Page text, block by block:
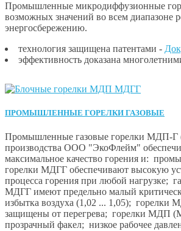
Промышленные микродиффузионные
возможных значений во всем диапазоне
энергосбережению.
технология защищена патентами -
эффективность доказана
ПРОМЫШЛЕННЫЕ ГОРЕЛКИ ГАЗОВЫЕ
Промышленные газовые горелки МДП-
производства ООО "ЭкоФлейм"
максимальное качество горения и:
горелки МДГГ обеспечивают высокую
процесса горения при любой нагрузке;
МДГГ имеют предельно малый
избытка воздуха (1,02 ... 1,05);
защищены от перегрева; горелки МДП
прозрачный факел; низкое рабочее